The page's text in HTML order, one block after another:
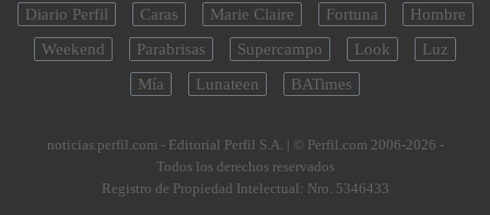
Diario Perfil Caras Marie Claire Fortuna
Hombre
Weekend
Parabrisas Supercampo Look
Luz
Mía
Lunateen BATimes
noticias.perfil.com - Editorial Perfil S.A. | © Perfil.com 2006-2026 -
Todos los derechos reservados
Registro de Propiedad Intelectual: Nro. 5346433